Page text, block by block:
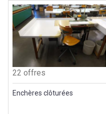
22 offres
Enchères clôturées